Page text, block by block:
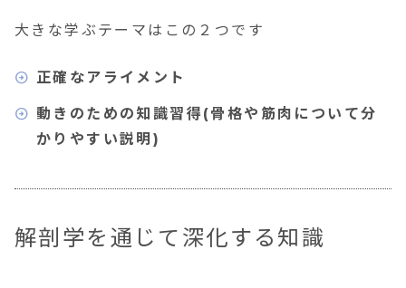
大きな学ぶテーマはこの２つです
正確なアライメント
動きのための知識習得(骨格や筋肉について分
かりやすい説明)
解剖学を通じて深化する知識